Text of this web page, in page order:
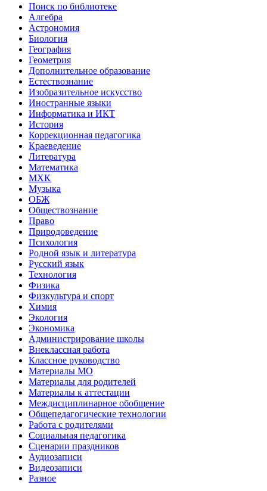
Поиск по библиотеке
Алгебра
Астрономия
Биология
География
Геометрия
Дополнительное образование
Естествознание
Изобразительное искусство
Иностранные языки
Информатика и ИКТ
История
Коррекционная педагогика
Краеведение
Литература
Математика
МХК
Музыка
ОБЖ
Обществознание
Право
Природоведение
Психология
Родной язык и литература
Русский язык
Технология
Физика
Физкультура и спорт
Химия
Экология
Экономика
Администрирование школы
Внеклассная работа
Классное руководство
Материалы МО
Материалы для родителей
Материалы к аттестации
Междисциплинарное обобщение
Общепедагогические технологии
Работа с родителями
Социальная педагогика
Сценарии праздников
Аудиозаписи
Видеозаписи
Разное